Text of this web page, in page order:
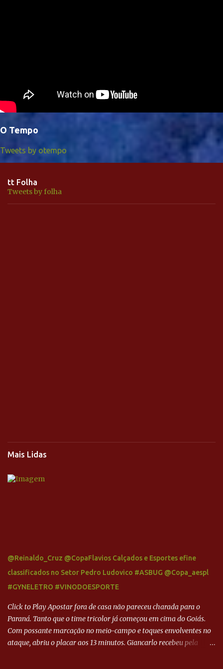
O Tempo
Tweets by otempo
tt Folha
Tweets by folha
Mais Lidas
@Reinaldo_Cruz @CopaFlavios Calçados e Esportes efine
classificados no Setor Pedro Ludovico #ASBUG @Copa_aespl
#GYNELETRO #VINODOESPORTE
Click to Play Apostar fora de casa não pareceu charada para o
Paraná. Tanto que o time tricolor já começou em cima do Goiás.
Com possante marcação no meio-campo e toques envolventes no
ataque, abriu o placar aos 13 minutos. Giancarlo recebeu pela